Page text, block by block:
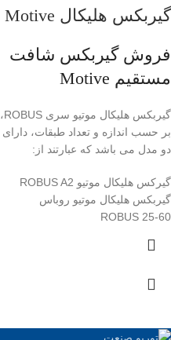
گیربکس هلیکال Motive
فروش گیربکس شافت
مستقیم Motive
گیربکس هلیکال موتیو سری ROBUS،
بر حسب اندازه و تعداد طبقات، دارای
دو مدل می باشد که عبارتند از:
گیرکس هلیکال موتیو ROBUS A2
گیربکس هلیکال موتیو روباس
ROBUS 25-60